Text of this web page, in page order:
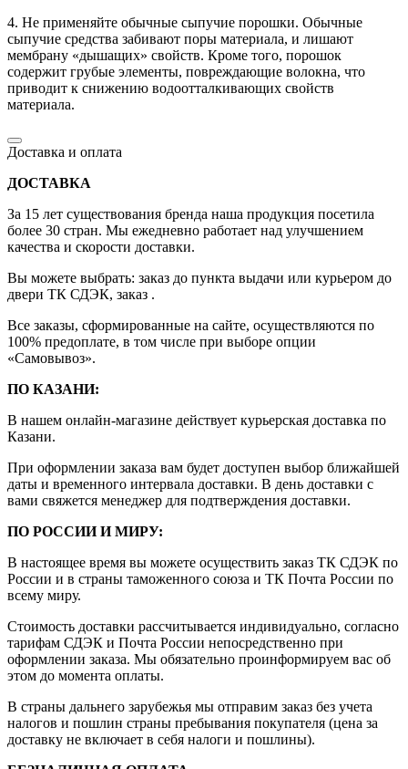
4. Не применяйте обычные сыпучие порошки. Обычные
сыпучие средства забивают поры материала, и лишают
мембрану «дышащих» свойств. Кроме того, порошок
содержит грубые элементы, повреждающие волокна, что
приводит к снижению водоотталкивающих свойств
материала.
Доставка и оплата
ДОСТАВКА
За 15 лет существования бренда наша продукция посетила
более 30 стран. Мы ежедневно работает над улучшением
качества и скорости доставки.
Вы можете выбрать: заказ до пункта выдачи или курьером до
двери ТК СДЭК, заказ .
Все заказы, сформированные на сайте, осуществляются по
100% предоплате, в том числе при выборе опции
«Самовывоз».
ПО КАЗАНИ:
В нашем онлайн-магазине действует курьерская доставка по
Казани.
При оформлении заказа вам будет доступен выбор ближайшей
даты и временного интервала доставки. В день доставки с
вами свяжется менеджер для подтверждения доставки.
ПО РОССИИ И МИРУ:
В настоящее время вы можете осуществить заказ ТК СДЭК по
России и в страны таможенного союза и ТК Почта России по
всему миру.
Стоимость доставки рассчитывается индивидуально, согласно
тарифам СДЭК и Почта России непосредственно при
оформлении заказа. Мы обязательно проинформируем вас об
этом до момента оплаты.
В страны дальнего зарубежья мы отправим заказ без учета
налогов и пошлин страны пребывания покупателя (цена за
доставку не включает в себя налоги и пошлины).